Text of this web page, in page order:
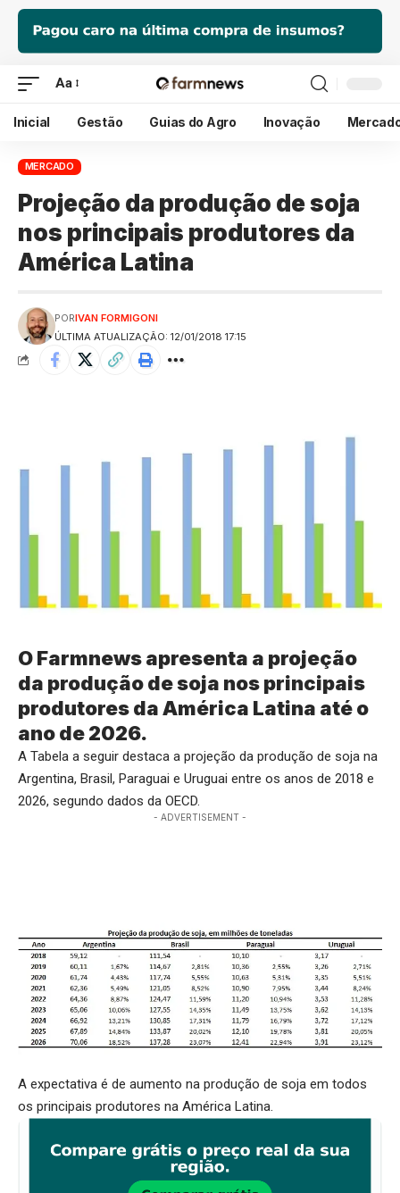
Aa
Inicial Gestão Guias do Agro Inovação
MERCADO
Projeção da produção de soja
nos principais produtores da
América Latina
ÚLTIMA ATUALIZAÇÃO: 12/01/2018 17:15
PORIVAN FORMIGONI
O Farmnews apresenta a projeção
da produção de soja nos principais
produtores da América Latina até o
ano de 2026.
A Tabela a seguir destaca a projeção da produção de soja na
Argentina, Brasil, Paraguai e Uruguai entre os anos de 2018 e
2026, segundo dados da OECD.
- ADVERTISEMENT -
A expectativa é de aumento na produção de soja em todos
os principais produtores na América Latina.